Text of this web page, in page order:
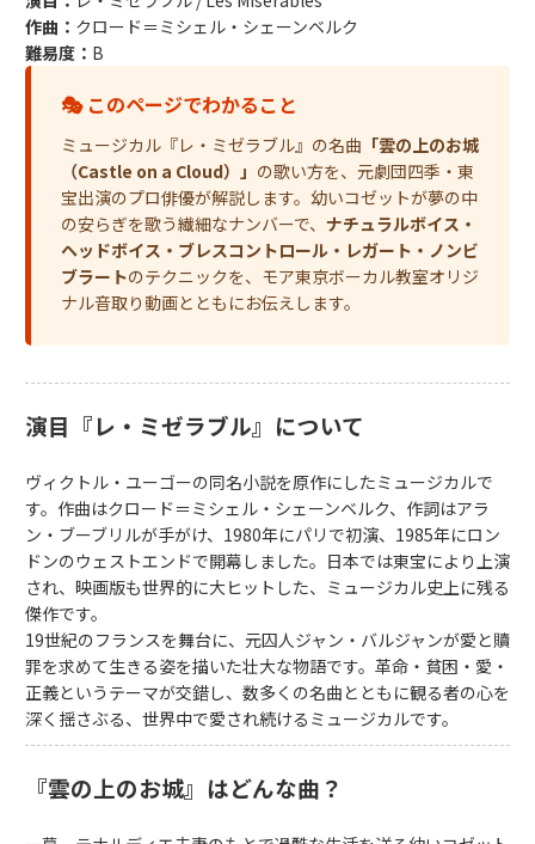
作曲： クロード＝ミシェル・シェーンベルク
難易度： B
🎭 このページでわかること
ミュージカル『レ・ミゼラブル』の名曲 「雲の上のお城
（Castle on a Cloud）」 の歌い方を、元劇団四季・東
宝出演のプロ俳優が解説します。幼いコゼットが夢の中
の安らぎを歌う繊細なナンバーで、 ナチュラルボイス・
ヘッドボイス・ブレスコントロール・レガート・ノンビ
ブラートのテクニックを、モア東京ボーカル教室オリジ
ナル音取り動画とともにお伝えします。
演目『レ・ミゼラブル』について
ヴィクトル・ユーゴーの同名小説を原作にしたミュージカルで
す。作曲はクロード＝ミシェル・シェーンベルク、作詞はアラ
ン・ブーブリルが手がけ、1980年にパリで初演、1985年にロン
ドンのウェストエンドで開幕しました。日本では東宝により上演
され、映画版も世界的に大ヒットした、ミュージカル史上に残る
傑作です。
19世紀のフランスを舞台に、元囚人ジャン・バルジャンが愛と贖
罪を求めて生きる姿を描いた壮大な物語です。革命・貧困・愛・
正義というテーマが交錯し、数多くの名曲とともに観る者の心を
深く揺さぶる、世界中で愛され続けるミュージカルです。
『雲の上のお城』はどんな曲？